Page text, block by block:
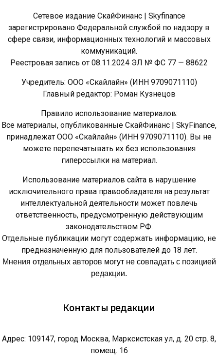
Сетевое издание СкайФинанс | Skyfinance
зарегистрировано Федеральной службой по надзору в
сфере связи, информационных технологий и массовых
коммуникаций.
Реестровая запись от 08.11.2024 ЭЛ № ФС 77 — 88622
Учредитель: ООО «Скайлайн» (ИНН 9709071110)
Главный редактор: Роман Кузнецов
Правило использование материалов:
Все материалы, опубликованные СкайФинанс | SkyFinance,
принадлежат ООО «Скайлайн» (ИНН 9709071110). Вы не
можете перепечатывать их без использования
гиперссылки на материал.
Использование материалов сайта в нарушение
исключительного права правообладателя на результат
интеллектуальной деятельности может повлечь
ответственность, предусмотренную действующим
законодательством РФ.
Отдельные публикации могут содержать информацию, не
предназначенную для пользователей до 18 лет.
Мнения отдельных авторов могут не совпадать с позицией
редакции.
Контакты редакции
Адрес: 109147, город Москва, Марксистская ул, д. 20 стр. 8,
помещ. 16